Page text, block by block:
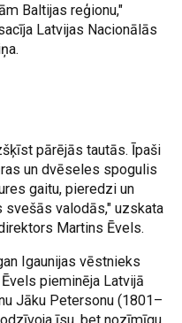
Baltijas reģionu,"
Latvijas Nacionālās
pārējās tautās. Īpaši
un dvēseles spogulis
gaitu, pieredzi un
svešās valodās," uzskata
Martins Ēvels.
Igaunijas vēstnieks
pieminēja Latvijā
Jāku Petersonu (1801–